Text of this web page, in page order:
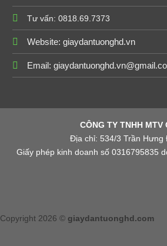
Tư vấn: 0818.69.7373
Website: giaydantuonghd.vn
Email:
CÔNG TY TNHH
Địa chỉ: 534/3 Trần Hưng
Giấy phép kinh doanh số 0316795835
Copyright 2026 © giaydantuonghd.com